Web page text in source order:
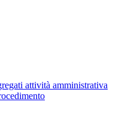
attività amministrativa